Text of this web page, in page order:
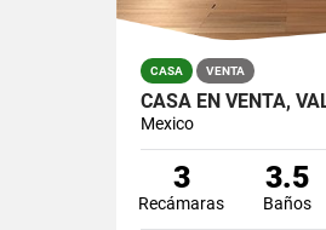
CASA VENTA
Mexico
3
Recámaras
3.5
Baños